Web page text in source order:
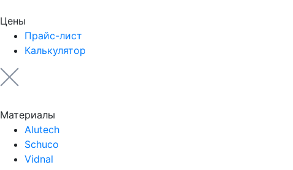
Цены
Прайс-лист
Калькулятор
Материалы
Alutech
Schuco
Vidnal